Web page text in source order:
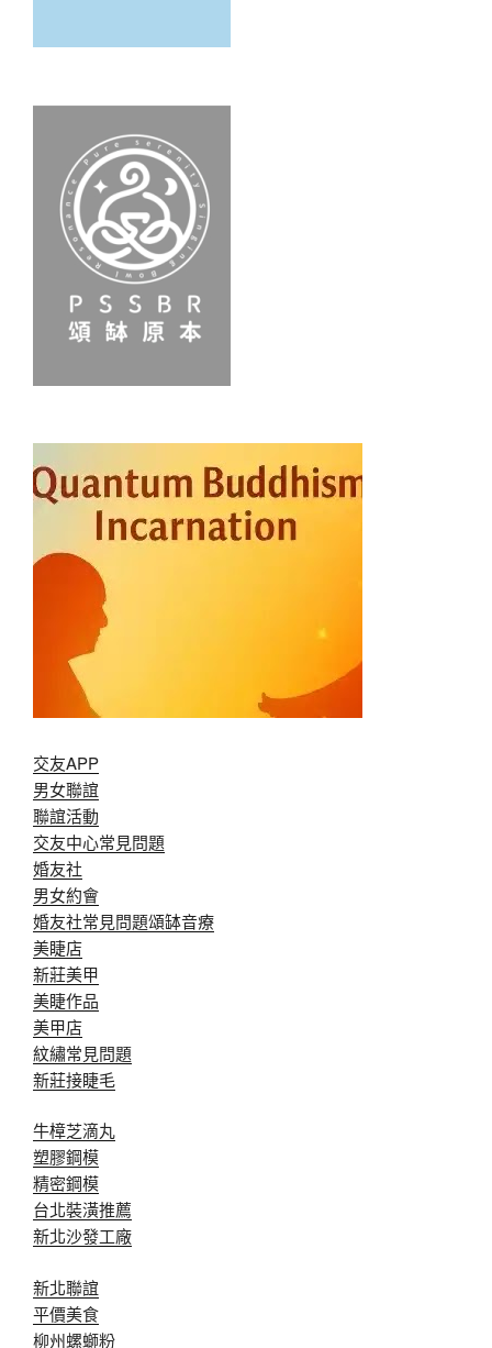
交友APP
男女聯誼
聯誼活動
交友中心常見問題
婚友社
男女約會
婚友社常見問題頌缽音療
美睫店
新莊美甲
美睫作品
美甲店
紋繡常見問題
新莊接睫毛
牛樟芝滴丸
塑膠鋼模
精密鋼模
台北裝潢推薦
新北沙發工廠
新北聯誼
平價美食
柳州螺螄粉